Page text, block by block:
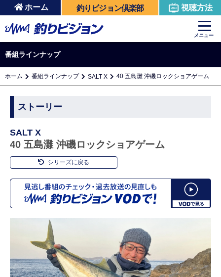
ホーム 釣りビジョン倶楽部 視聴方法
メニュー
番組ラインナップ
ホーム 番組ラインナップ SALT X 40 五島灘 沖磯ロックショアゲーム
ストーリー
SALT X
40 五島灘 沖磯ロックショアゲーム
シリーズに戻る